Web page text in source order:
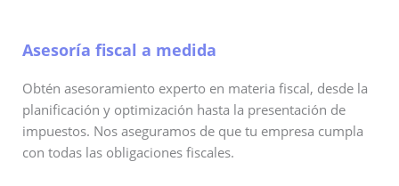
Asesoría fiscal a medida
Obtén asesoramiento experto en materia fiscal, desde la
planificación y optimización hasta la presentación de
impuestos. Nos aseguramos de que tu empresa cumpla
con todas las obligaciones fiscales.